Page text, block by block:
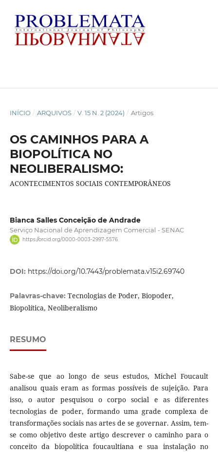
INÍCIO / ARQUIVOS / V. 15 N. 2 (2024) / Artigos
OS CAMINHOS PARA A
BIOPOLÍTICA NO
NEOLIBERALISMO:
ACONTECIMENTOS SOCIAIS CONTEMPORÂNEOS
Bianca Salles Conceição de Andrade
Serviço Nacional de Aprendizagem Comercial - SENAC
https://orcid.org/0000-0003-2997-5576
DOI: https://doi.org/10.7443/problemata.v15i2.69740
Palavras-chave: Tecnologias de Poder, Biopoder,
Biopolítica, Neoliberalismo
RESUMO
Sabe-se que ao longo de seus estudos, Michel Foucault
analisou quais eram as formas possíveis de sujeição. Para
isso, o autor pesquisou o corpo social e as diferentes
tecnologias de poder, formando uma grade complexa de
transformações sociais nas artes de se governar. Assim, tem-
se como objetivo deste artigo descrever o caminho para o
conceito da biopolítica foucaultiana e sua instalação no